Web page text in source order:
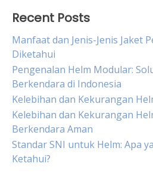
Recent Posts
Manfaat dan Jenis-Jenis Jaket
Diketahui
Pengenalan Helm Modular:
Berkendara di Indonesia
Kelebihan dan Kekurangan
Kelebihan dan Kekurangan
Berkendara Aman
Standar SNI untuk Helm: Apa
Ketahui?